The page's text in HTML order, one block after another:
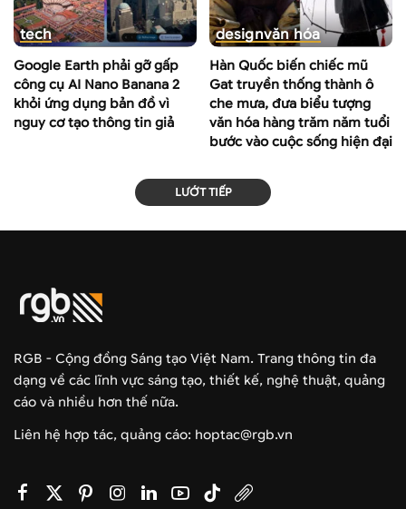
tech
Google Earth phải gỡ gấp
công cụ AI Nano Banana 2
khỏi ứng dụng bản đồ vì
nguy cơ tạo thông tin giả
designvăn hóa
Hàn Quốc biến chiếc mũ
Gat truyền thống thành ô
che mưa, đưa biểu tượng
văn hóa hàng trăm năm tuổi
bước vào cuộc sống hiện đại
LƯỚT TIẾP
RGB - Cộng đồng Sáng tạo Việt Nam. Trang thông tin đa
dạng về các lĩnh vực sáng tạo, thiết kế, nghệ thuật, quảng
cáo và nhiều hơn thế nữa.
Liên hệ hợp tác, quảng cáo: hoptac@rgb.vn